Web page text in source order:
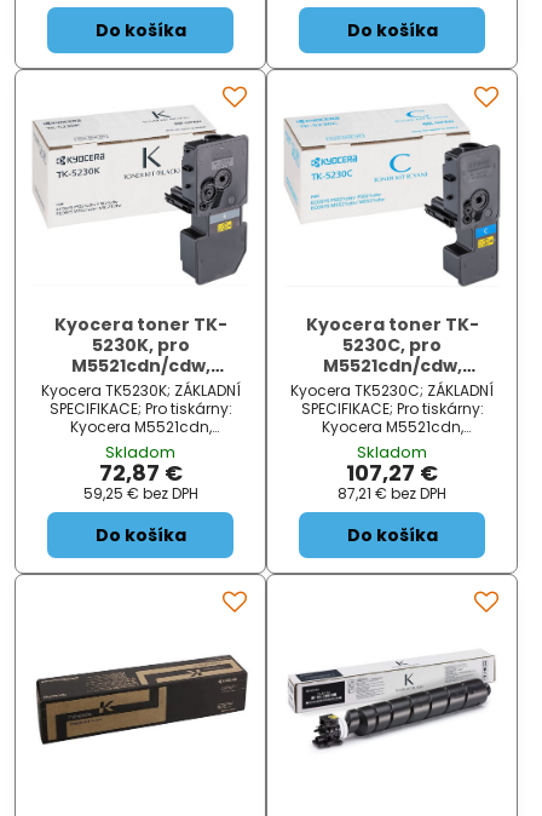
Do košíka Do košíka
Kyocera toner TK-
5230K, pro
M5521cdn/cdw,
P5021cdn/cdw, černý,
2600 stran
Kyocera TK5230K; ZÁKLADNÍ
SPECIFIKACE; Pro tiskárny:
Kyocera M5521cdn,
M5521cdw, P5021cdn,
P5021cdw; Barva: černá;
Výdrž: 2600 stran...
Skladom
72,87 €
59,25 € bez DPH
Do košíka
Kyocera toner TK-
5230C, pro
M5521cdn/cdw,
P5021cdn/cdw, azurový,
2200 stran
Kyocera TK5230C; ZÁKLADNÍ
SPECIFIKACE; Pro tiskárny:
Kyocera M5521cdn,
M5521cdw, P5021cdn,
P5021cdw; Barva: modrá;
Výdrž: 2200 stran...
Skladom
107,27 €
87,21 € bez DPH
Do košíka